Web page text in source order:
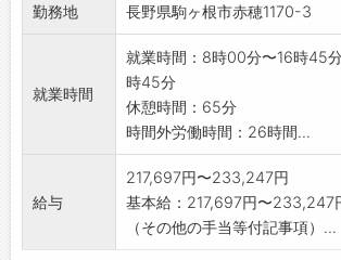
勤務地 長野県駒ヶ根市赤穂1170-3
就業時間
就業時間：8時00分〜16時45
時45分
休憩時間：65分
時間外労働時間：26時間...
給与
217,697円〜233,247円
基本給：217,697円〜233,247
（その他の手当等付記事項）...